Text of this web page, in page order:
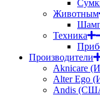
Животным
Техника
Производители
Aknicare
Alter Ego
Andis